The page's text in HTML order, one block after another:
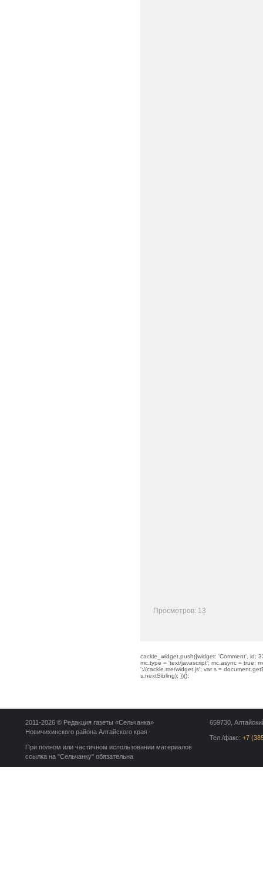
Просмотров: 13
cackle_widget.push({widget: 'Comment', id:
mc.type = 'text/javascript'; mc.async = true;
'://cackle.me/widget.js'; var s =
s.nextSibling); })();
659730,
Тел./факс: +7
2011-2026 © Редакция газеты «Сельчанка»
Новичихинского района Алтайского края
При полном или частичном использовании материалов
ссылка на "Сельчанку" обязательна